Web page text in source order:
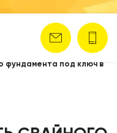
фундамента под ключ в